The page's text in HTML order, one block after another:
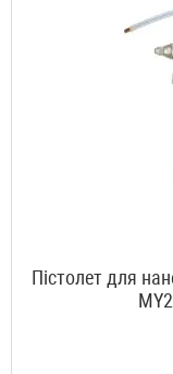
Пістолет для